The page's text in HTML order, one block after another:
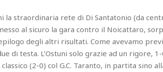
la straordinaria rete di Di Santatonio (da
al sicuro la gara contro il Noicattaro,
degli altri risultati. Come avevamo
di testa. L’Ostuni solo grazie ad un rigore, 1-
(2-0) col G.C. Taranto, in partita sino